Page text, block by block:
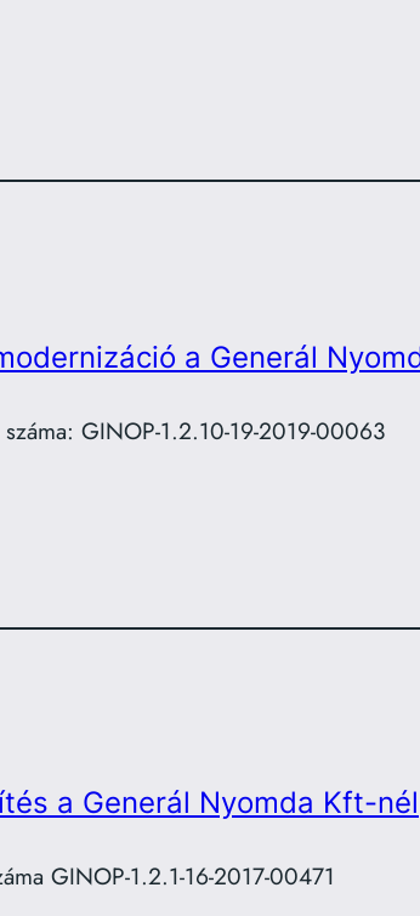
a Generál
GINOP-1.2.10-19-2019-00063
a Generál Nyomda Kft-nél
GINOP-1.2.1-16-2017-00471